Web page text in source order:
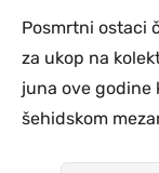
Posmrtni ostaci
za ukop na
juna ove godine
šehidskom